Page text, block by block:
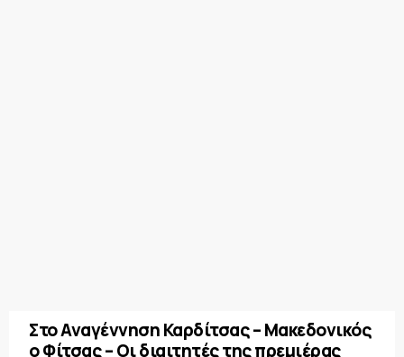
Στο Αναγέννηση Καρδίτσας – Μακεδονικός
ο Φίτσας – Οι διαιτητές της πρεμιέρας